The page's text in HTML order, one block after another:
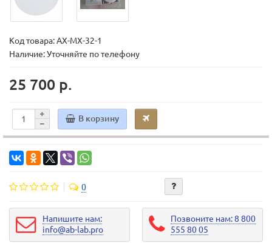
Код товара:AX-MX-32-1
Наличие: Уточняйте по телефону
25 700 р.
В корзину
0
Напишите нам:
info@ab-lab.pro
Позвоните нам: 8 800
555 80 05